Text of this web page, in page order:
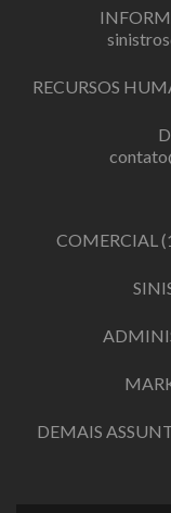
RECURSOS
COMERCIAL
DEMAIS